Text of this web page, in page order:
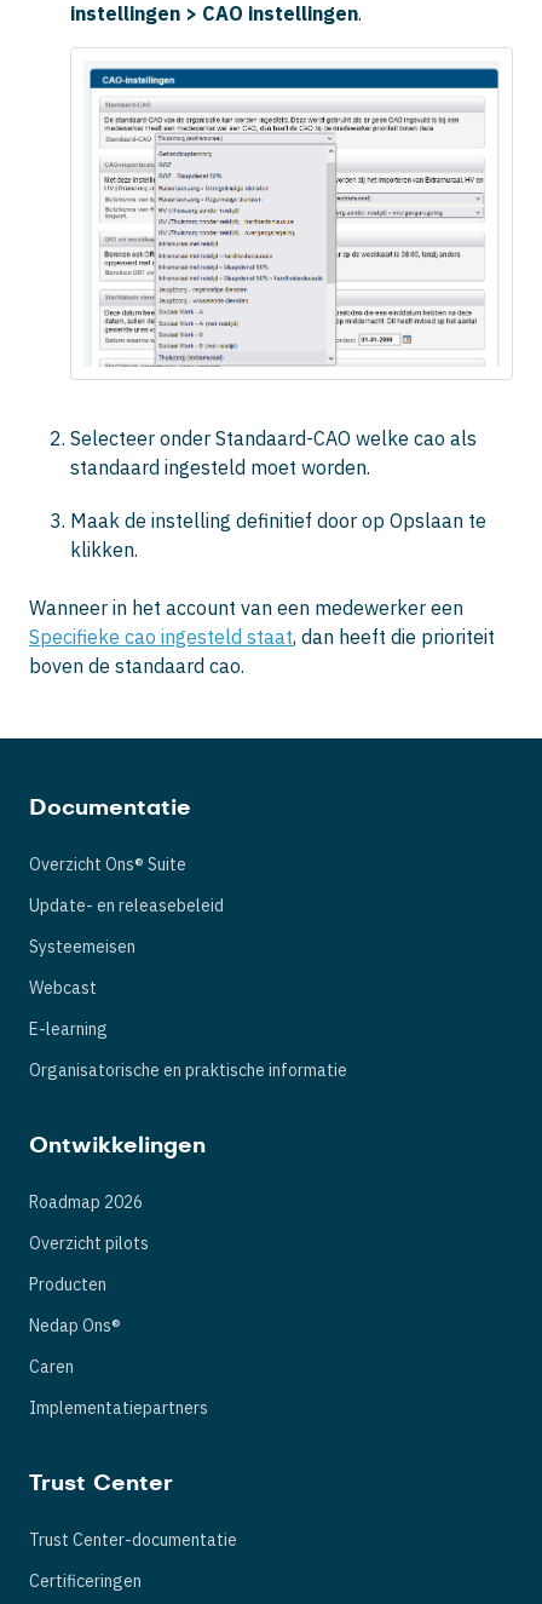
instellingen > CAO instellingen.
Selecteer onder Standaard-CAO welke cao als
standaard ingesteld moet worden.
Maak de instelling definitief door op Opslaan te
klikken.
Wanneer in het account van een medewerker een
Specifieke cao ingesteld staat, dan heeft die prioriteit
boven de standaard cao.
Documentatie
Overzicht Ons® Suite
Update- en releasebeleid
Systeemeisen
Webcast
E-learning
Organisatorische en praktische informatie
Ontwikkelingen
Roadmap 2026
Overzicht pilots
Producten
Nedap Ons®
Caren
Implementatiepartners
Trust Center
Trust Center-documentatie
Certificeringen